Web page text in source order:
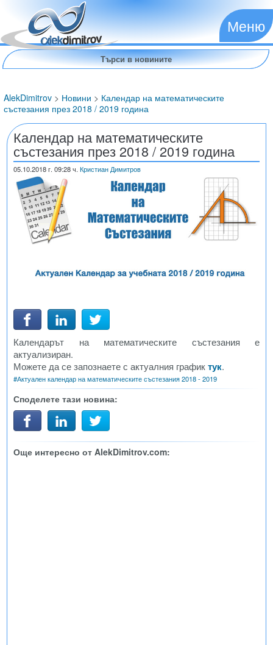
Меню
AlekDimitrov > Новини > Календар на математическите
състезания през 2018 / 2019 година
Календар на математическите
състезания през 2018 / 2019 година
05.10.2018г. 09:28 ч. Кристиан Димитров
Календарът на математическите състезания е
актуализиран.
Можете да се запознаете с актуалния графиктук.
#Актуален календар на математическите състезания 2018 - 2019
Споделете тази новина:
Още интересно от AlekDimitrov.com: